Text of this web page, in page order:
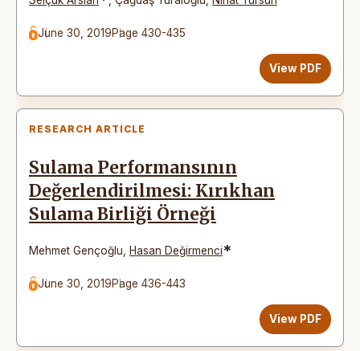
June 30, 2019Page 430-435
View PDF
RESEARCH ARTICLE
Sulama Performansının
Değerlendirilmesi: Kırıkhan
Sulama Birliği Örneği
Mehmet Gençoğlu Hasan Değirmenci*
June 30, 2019Page 436-443
View PDF